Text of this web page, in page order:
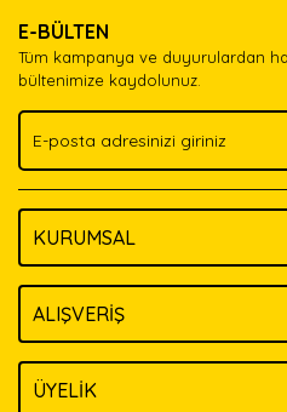
Ürün açıklamasında eksik
Ürün bilgilerinde hatalar
Ürün fiyatı diğer sitelerden
Bu ürüne benzer farklı
E-BÜLTEN
Tüm kampanya ve duyurulardan
bültenimize kaydolunuz.
KURUMSAL
ALIŞVERİŞ
ÜYELİK